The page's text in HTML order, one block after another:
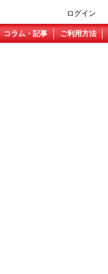
ログイン
コラム・記事 ご利用方法